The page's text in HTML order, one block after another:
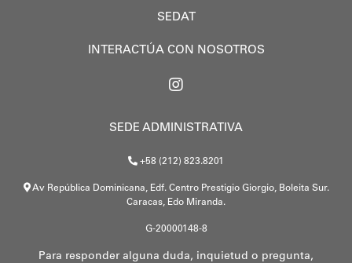
SEDAT
INTERACTÚA CON NOSOTROS
SEDE ADMINISTRATIVA
+58 (212) 823.8201
Av República Dominicana, Edf. Centro Prestigio Giorgio, Boleita Sur.
Caracas, Edo Miranda.
G-20000148-8
Para responder alguna duda, inquietud o pregunta,